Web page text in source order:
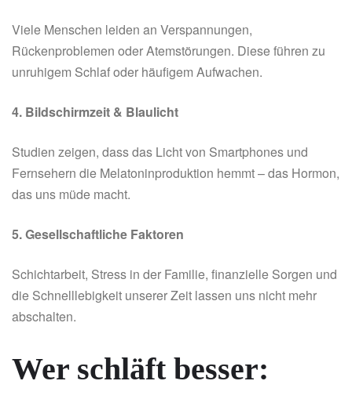
Viele Menschen leiden an Verspannungen,
Rückenproblemen oder Atemstörungen. Diese führen zu
unruhigem Schlaf oder häufigem Aufwachen.
4. Bildschirmzeit & Blaulicht
Studien zeigen, dass das Licht von Smartphones und
Fernsehern die Melatoninproduktion hemmt – das Hormon,
das uns müde macht.
5. Gesellschaftliche Faktoren
Schichtarbeit, Stress in der Familie, finanzielle Sorgen und
die Schnelllebigkeit unserer Zeit lassen uns nicht mehr
abschalten.
Wer schläft besser: